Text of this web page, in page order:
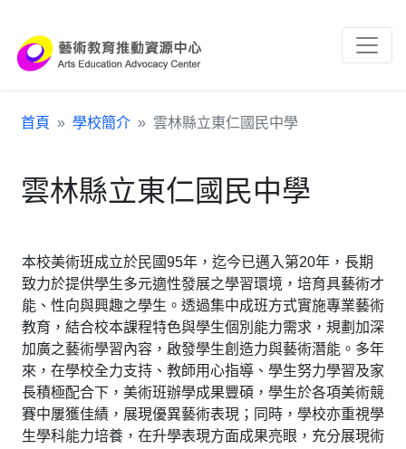
首頁 學校簡介 雲林縣立東仁國民中學
雲林縣立東仁國民中學
本校美術班成立於民國95年，迄今已邁入第20年，長期
致力於提供學生多元適性發展之學習環境，培育具藝術才
能、性向與興趣之學生。透過集中成班方式實施專業藝術
教育，結合校本課程特色與學生個別能力需求，規劃加深
加廣之藝術學習內容，啟發學生創造力與藝術潛能。多年
來，在學校全力支持、教師用心指導、學生努力學習及家
長積極配合下，美術班辦學成果豐碩，學生於各項美術競
賽中屢獲佳績，展現優異藝術表現；同時，學校亦重視學
生學科能力培養，在升學表現方面成果亮眼，充分展現術